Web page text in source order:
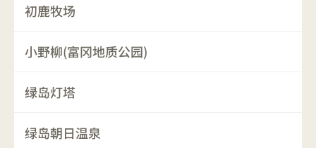
初鹿牧场
小野柳(富冈地质公园)
绿岛灯塔
绿岛朝日温泉